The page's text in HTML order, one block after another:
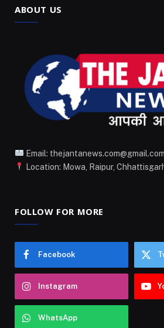
ABOUT US
Email: thejantanews.com@gmail.com
Location: Mowa, Raipur,
FOLLOW FOR MORE
Facebook
Instagram
WhatsApp